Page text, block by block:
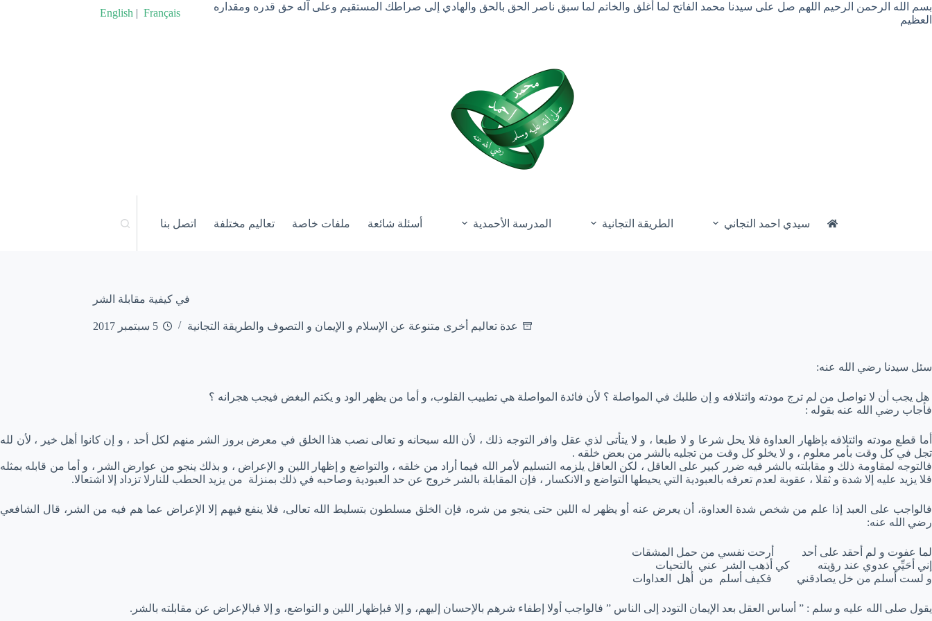
التجاوز
إلى
بسم الله الرحمن الرحيم اللهم صل على سيدنا محمد الفاتح لما أغلق والخاتم لما سبق ناصر الحق بالحق والهادي إلى صراطك المستقيم وعلى آله حق قدره ومقداره
العظيم
English |Français
سيدي احمد التجاني الطريقة التجانية المدرسة الأحمدية أسئلة شائعة ملفات خاصة تعاليم مختلفة اتصل بنا
في كيفية مقابلة الشر
عدة تعاليم أخرى متنوعة عن الإسلام و الإيمان و التصوف والطريقة التجانية 5 سبتمبر 2017
سئل سيدنا رضي الله عنه:
هل يجب أن لا تواصل من لم ترج مودته وائتلافه و إن طلبك في المواصلة ؟ لأن فائدة المواصلة هي تطييب القلوب، و أما من يظهر الود و يكتم البغض فيجب هجرانه ؟
فأجاب رضي الله عنه بقوله :
أما قطع مودته وائتلافه بإظهار العداوة فلا يحل شرعا و لا طبعا ، و لا يتأتى لذي عقل وافر التوجه ذلك ، لأن الله سبحانه و تعالى نصب هذا الخلق في معرض بروز الشر منهم لكل أحد ، و إن كانوا أهل خير ، لأن لله
تجل في كل وقت بأمر معلوم ، و لا يخلو كل وقت من تجليه بالشر من بعض خلقه .
فالتوجه لمقاومة ذلك و مقابلته بالشر فيه ضرر كبير على العاقل ، لكن العاقل يلزمه التسليم لأمر الله فيما أراد من خلقه ، والتواضع و إظهار اللين و الإعراض ، و بذلك ينجو من عوارض الشر ، و أما من قابله بمثله
فلا يزيد عليه إلا شدة و ثقلا ، عقوبة لعدم تعرفه بالعبودية التي يحيطها التواضع و الانكسار ، فإن المقابلة بالشر خروج عن حد العبودية وصاحبه في ذلك بمنزلة من يزيد الحطب للنارلا تزداد إلا اشتعالا.
فالواجب على العبد إذا علم من شخص شدة العداوة، أن يعرض عنه أو يظهر له اللين حتى ينجو من شره، فإن الخلق مسلطون بتسليط الله تعالى، فلا ينفع فيهم إلا الإعراض عما هم فيه من الشر، قال الشافعي
رضي الله عنه:
لما عفوت و لم أحقد على أحد أرحت نفسي من حمل المشقات
إني أحَيِّي عدوي عند رؤيته كي أذهب الشر عني بالتحيات
و لست أسلم من خل يصادقني فكيف أسلم من أهل العداوات
يقول صلى الله عليه و سلم : ” أساس العقل بعد الإيمان التودد إلى الناس ” فالواجب أولا إطفاء شرهم بالإحسان إليهم، و إلا فبإظهار اللين و التواضع، و إلا فبالإعراض عن مقابلته بالشر.